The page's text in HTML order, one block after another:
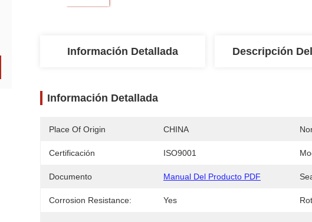
Información Detallada Descripción
Información Detallada
Place Of Origin CHINA
Certificación ISO9001
Documento Manual Del Producto PDF
Corrosion Resistance: Yes